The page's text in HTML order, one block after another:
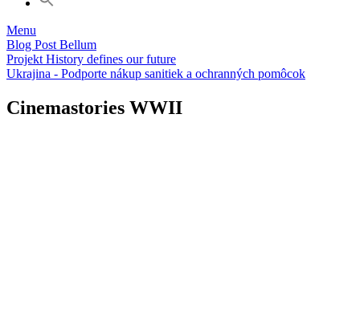
Menu
Blog Post Bellum
Projekt History defines our future
Ukrajina - Podporte nákup sanitiek a ochranných pomôcok
Cinemastories WWII